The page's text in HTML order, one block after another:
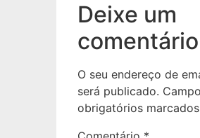
Deixe um
comentário
O seu endereço de
será publicado.
obrigatórios